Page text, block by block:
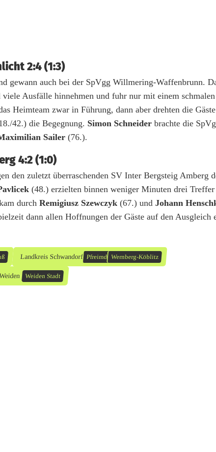
2:4 (1:3)
gewann auch bei der SpVgg Willmering-Waffenbrunn.
Ausfälle hinnehmen und fuhr nur mit einem
Heimteam zwar in Führung, dann aber drehten die
42.) die Begegnung. Simon Schneider brachte die
Sailer (76.).
4:2 (1:0)
den zuletzt überraschenden SV Inter Bergsteig Amberg
(48.) erzielten binnen weniger Minuten drei Treffer
durch Remigiusz Szewczyk (67.) und Johann
dann allen Hoffnungen der Gäste auf den Ausgleich
Landkreis Schwandorf Pfreimd Wernberg-Köblitz
Weiden Stadt